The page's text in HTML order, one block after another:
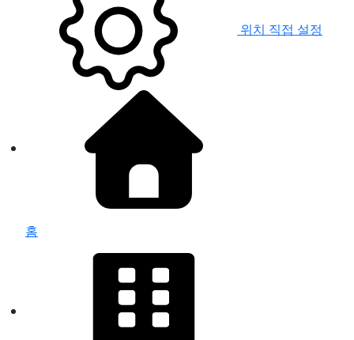
위치 직접 설정
홈